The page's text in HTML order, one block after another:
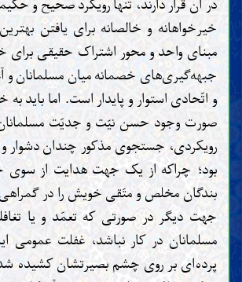
در آن قرار دارند، تنها رویکرد صحیح و
خیرخواهانه و خالصانه برای یافتن
مبنای واحد و محور اشتراک حقیقی برای
جبهه‌گیری‌های خصمانه میان مسلمانان و
و اتّحادی استوار و پایدار است. اما باید
صورت وجود حسن نیّت و جدیّت
رویکردی، جستجوی مذکور چندان دشوار
بود؛ چراکه از یک جهت هدایت از سوی
بندگان مخلص و متّقی خویش را در
جهت دیگر در صورتی که تعمّد و یا
مسلمانان در کار نباشد، غفلت عمومی
پرده‌ای بر روی چشم بصیرتشان کشیده